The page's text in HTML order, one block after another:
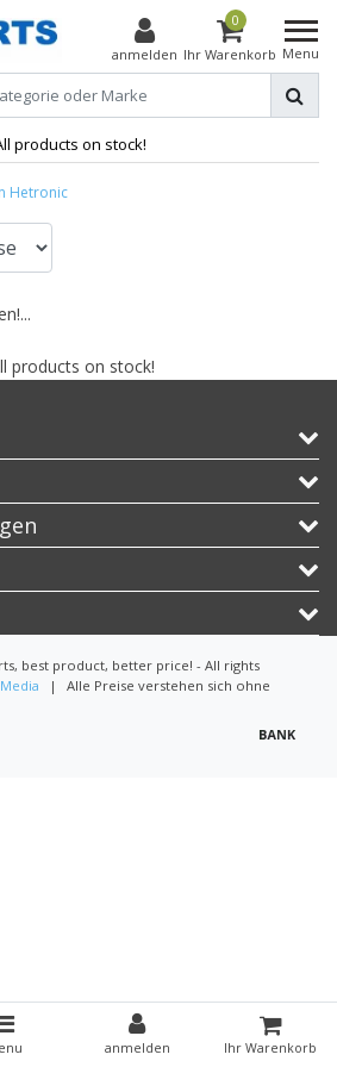
anmelden
0
Ihr Warenkorb Menu
products on stock!
Hetronic
products on stock!
best product, better price! - All rights
|
Alle Preise verstehen sich ohne
anmelden Ihr Warenkorb